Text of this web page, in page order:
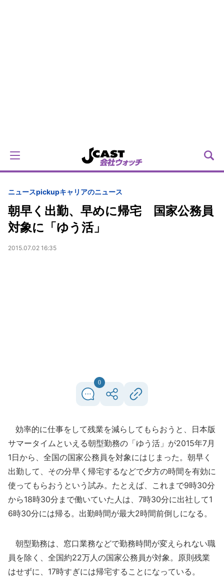
ニュースpickupキャリアのニュース
朝早く出勤、早めに帰宅 国家公務員
対象に「ゆう活」
2015.07.02 16:35
0
効率的に仕事をして残業を減らしてもらおうと、日本版
サマータイムといえる朝型勤務の「ゆう活」が2015年7月
1日から、全国の国家公務員を対象にはじまった。朝早く
出勤して、その分早く帰宅するなどで夕方の時間を有効に
使ってもらおうという試み。たとえば、これまで9時30分
から18時30分まで働いていた人は、7時30分に出社して1
6時30分には帰る。出勤時間が最大2時間前倒しになる。
朝型勤務は、窓口業務などで勤務時間が変えられない職
員を除く、全国約22万人の国家公務員が対象。原則残業
はせずに、17時すぎには帰宅することになっている。